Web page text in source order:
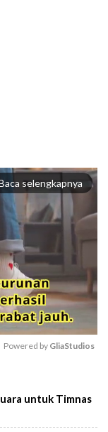
selengkapnya
Powered by GliaStudios
untuk Timnas